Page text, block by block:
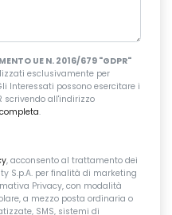
UE N. 2016/679 "GDPR"
esclusivamente per
Interessati possono esercitare i
scrivendo all'indirizzo
.
, acconsento al trattamento dei
S.p.A. per finalità di marketing
Privacy, con modalità
a mezzo posta ordinaria o
SMS, sistemi di